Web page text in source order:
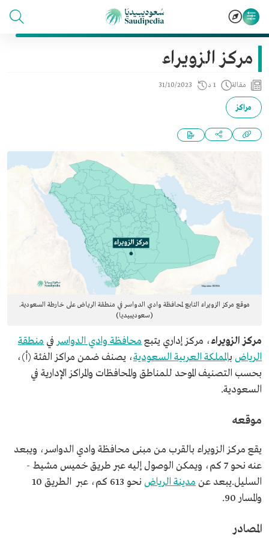
مركز الزويراء
مقالة 1 د 31/10/2023
مراكز
موقع مركز الزويراء التابع لمحافظة وادي الدواسر في منطقة الرياض على خارطة السعودية.
(سعوديبيديا)
مركز الزويراء، مركز إداري يتبع محافظة وادي الدواسر في منطقة
الرياض بالمملكة العربية السعودية، يصنف ضمن مراكز الفئة (أ)،
بحسب التصنيف الموحد للمناطق والمحافظات والمراكز الإدارية في
السعودية.
موقعه
يقع مركز الزويراء بالقرب من مبنى محافظة وادي الدواسر، ويبعد
عنه نحو 7 كم، ويمكن الوصول إليه عبر طريق خميس مشيط -
السليل.يبعد عن مدينة الرياض
نحو 613 كم، عبر الطريق 10
والمسار 90.
المصادر